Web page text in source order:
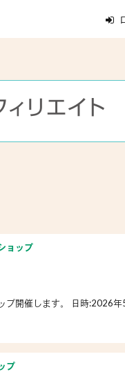
ョップ
プ開催します。 日時:2026
プ